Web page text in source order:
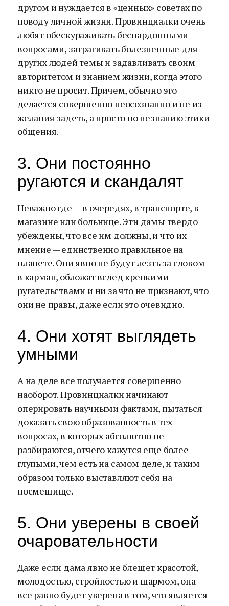
другом и нуждается в «ценных» советах по
поводу личной жизни. Провинциалки очень
любят обескураживать беспардонными
вопросами, затрагивать болезненные для
других людей темы и задавливать своим
авторитетом и знанием жизни, когда этого
никто не просит. Причем, обычно это
делается совершенно неосознанно и не из
желания задеть, а просто по незнанию этики
общения.
3. Они постоянно
ругаются и скандалят
Неважно где — в очередях, в транспорте, в
магазине или больнице. Эти дамы твердо
убеждены, что все им должны, и что их
мнение — единственно правильное на
планете. Они явно не будут лезть за словом
в карман, обложат вслед крепкими
ругательствами и ни за что не признают, что
они не правы, даже если это очевидно.
4. Они хотят выглядеть
умными
А на деле все получается совершенно
наоборот. Провинциалки начинают
оперировать научными фактами, пытаться
доказать свою образованность в тех
вопросах, в которых абсолютно не
разбираются, отчего кажутся еще более
глупыми, чем есть на самом деле, и таким
образом только выставляют себя на
посмешище.
5. Они уверены в своей
очаровательности
Даже если дама явно не блещет красотой,
молодостью, стройностью и шармом, она
все равно будет уверена в том, что является